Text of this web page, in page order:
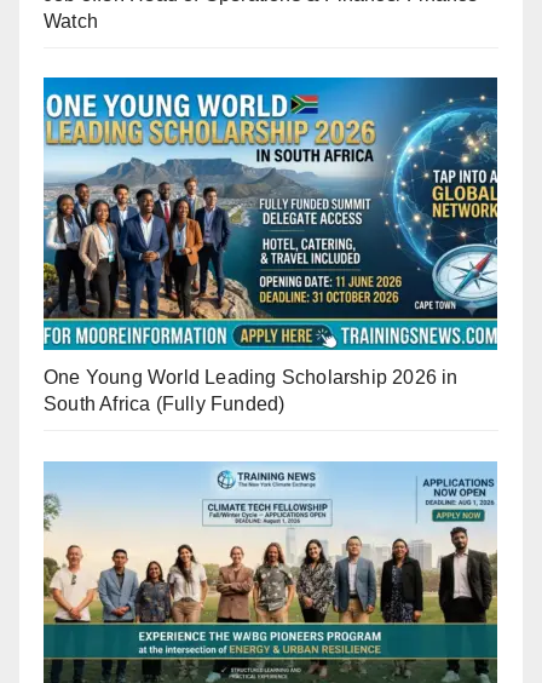
Watch
One Young World Leading Scholarship 2026 in
South Africa (Fully Funded)